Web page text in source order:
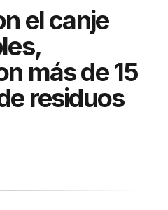
Energéticamente
el canje
más de 15
residuos